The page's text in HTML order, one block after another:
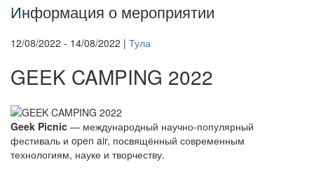
Информация о мероприятии
12/08/2022 - 14/08/2022 | Тула
GEEK CAMPING 2022
Geek Picnic — международный научно-популярный
фестиваль и open air, посвящённый современным
технологиям, науке и творчеству.